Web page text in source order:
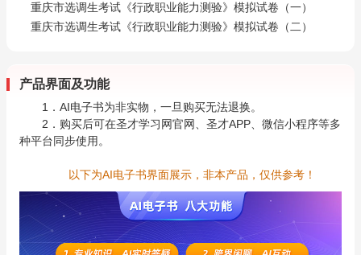
重庆市选调生考试《行政职业能力测验》模拟试卷（一）
重庆市选调生考试《行政职业能力测验》模拟试卷（二）
产品界面及功能
1．AI电子书为非实物，一旦购买无法退换。
2．购买后可在圣才学习网官网、圣才APP、微信小程序等多
种平台同步使用。
以下为AI电子书界面展示，非本产品，仅供参考！